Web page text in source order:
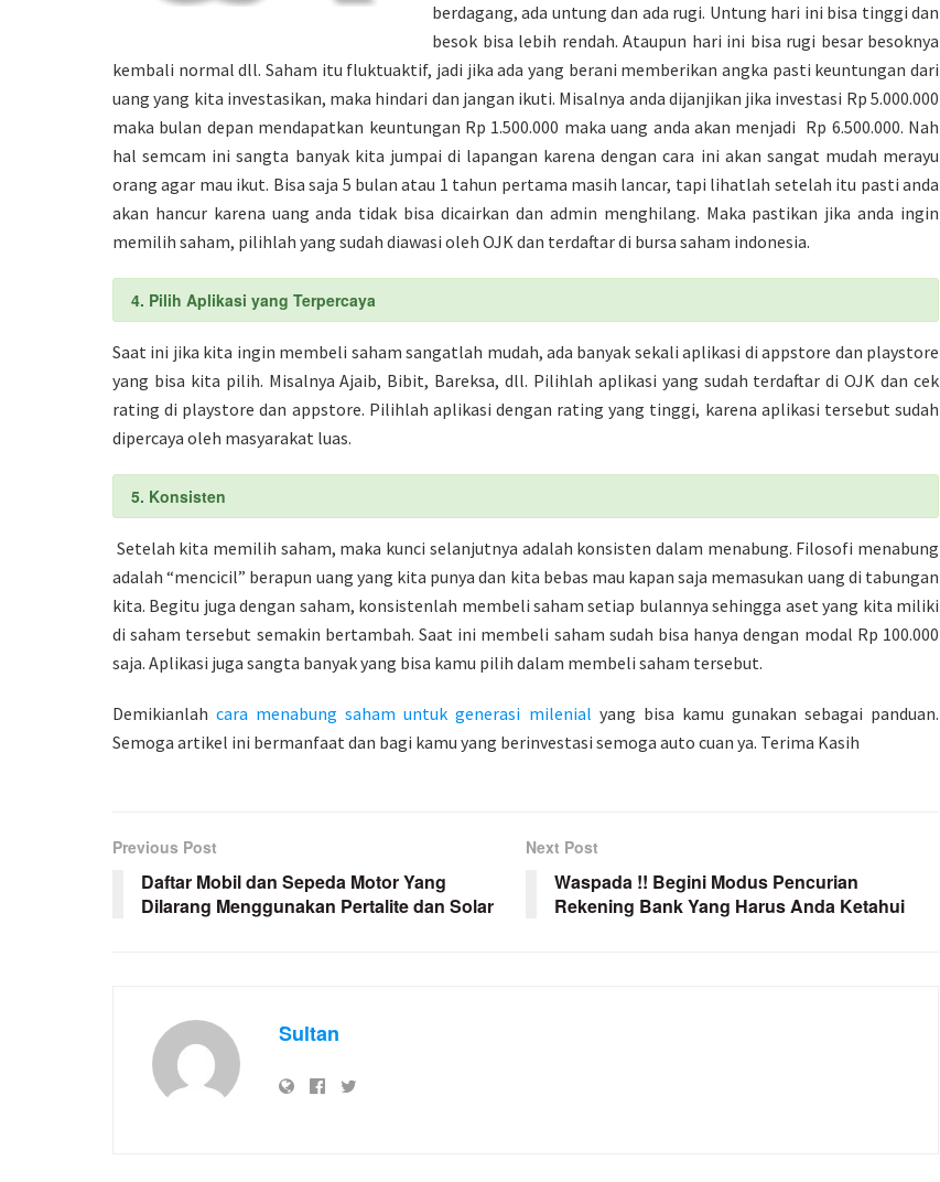
berdagang, ada untung dan ada rugi. Untung hari ini bisa tinggi dan
besok bisa lebih rendah. Ataupun hari ini bisa rugi besar besoknya
kembali normal dll. Saham itu fluktuaktif, jadi jika ada yang berani memberikan angka pasti keuntungan dari
uang yang kita investasikan, maka hindari dan jangan ikuti. Misalnya anda dijanjikan jika investasi Rp 5.000.000
maka bulan depan mendapatkan keuntungan Rp 1.500.000 maka uang anda akan menjadi Rp 6.500.000. Nah
hal semcam ini sangta banyak kita jumpai di lapangan karena dengan cara ini akan sangat mudah merayu
orang agar mau ikut. Bisa saja 5 bulan atau 1 tahun pertama masih lancar, tapi lihatlah setelah itu pasti anda
akan hancur karena uang anda tidak bisa dicairkan dan admin menghilang. Maka pastikan jika anda ingin
memilih saham, pilihlah yang sudah diawasi oleh OJK dan terdaftar di bursa saham indonesia.
4. Pilih Aplikasi yang Terpercaya
Saat ini jika kita ingin membeli saham sangatlah mudah, ada banyak sekali aplikasi di appstore dan playstore
yang bisa kita pilih. Misalnya Ajaib, Bibit, Bareksa, dll. Pilihlah aplikasi yang sudah terdaftar di OJK dan cek
rating di playstore dan appstore. Pilihlah aplikasi dengan rating yang tinggi, karena aplikasi tersebut sudah
dipercaya oleh masyarakat luas.
5. Konsisten
Setelah kita memilih saham, maka kunci selanjutnya adalah konsisten dalam menabung. Filosofi menabung
adalah “mencicil” berapun uang yang kita punya dan kita bebas mau kapan saja memasukan uang di tabungan
kita. Begitu juga dengan saham, konsistenlah membeli saham setiap bulannya sehingga aset yang kita miliki
di saham tersebut semakin bertambah. Saat ini membeli saham sudah bisa hanya dengan modal Rp 100.000
saja. Aplikasi juga sangta banyak yang bisa kamu pilih dalam membeli saham tersebut.
Demikianlahcara menabung saham untuk generasi milenial yang bisa kamu gunakan sebagai panduan.
Semoga artikel ini bermanfaat dan bagi kamu yang berinvestasi semoga auto cuan ya. Terima Kasih
Previous Post
Daftar Mobil dan Sepeda Motor Yang
Dilarang Menggunakan Pertalite dan Solar
Next Post
Waspada !! Begini Modus Pencurian
Rekening Bank Yang Harus Anda Ketahui
Sultan